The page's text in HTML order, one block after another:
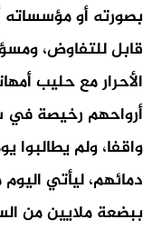
بصورته أو
قابل للتفاوض،
الأحرار مع حليب
أرواحهم رخيصة في
واقفا، ولم يطالبوا
دمائهم، ليأتي
ببضعة ملايين من